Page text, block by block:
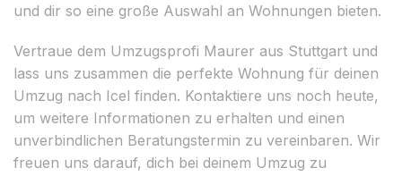
und dir so eine große Auswahl an Wohnungen bieten.
Vertraue dem Umzugsprofi Maurer aus Stuttgart und
lass uns zusammen die perfekte Wohnung für deinen
Umzug nach Icel finden. Kontaktiere uns noch heute,
um weitere Informationen zu erhalten und einen
unverbindlichen Beratungstermin zu vereinbaren. Wir
freuen uns darauf, dich bei deinem Umzug zu